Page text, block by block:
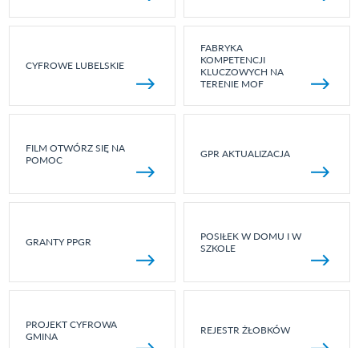
CYFROWE LUBELSKIE
FABRYKA
KOMPETENCJI
KLUCZOWYCH NA
TERENIE MOF
FILM OTWÓRZ SIĘ NA
POMOC
GPR AKTUALIZACJA
GRANTY PPGR
POSIŁEK W DOMU I W
SZKOLE
PROJEKT CYFROWA
GMINA
REJESTR ŻŁOBKÓW